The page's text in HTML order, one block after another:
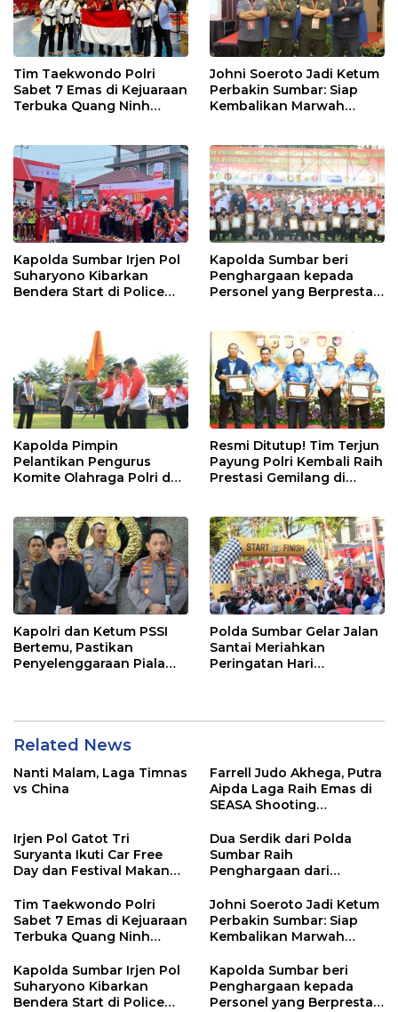
Tim Taekwondo Polri
Sabet 7 Emas di Kejuaraan
Terbuka Quang Ninh
Johni Soeroto Jadi Ketum
Perbakin Sumbar: Siap
Kembalikan Marwah
Kapolda Sumbar Irjen Pol
Suharyono Kibarkan
Bendera Start di Police
Kapolda Sumbar beri
Penghargaan kepada
Personel yang Berprestasi
Kapolda Pimpin
Pelantikan Pengurus
Komite Olahraga Polri dan
Polda Sumbar
Resmi Ditutup! Tim Terjun
Payung Polri Kembali Raih
Prestasi Gemilang di
Cup 2024
Kapolri dan Ketum PSSI
Bertemu, Pastikan
Penyelenggaraan Piala
Polda Sumbar Gelar Jalan
Santai Meriahkan
Peringatan Hari
Related News
Nanti Malam, Laga Timnas
vs China
Farrell Judo Akhega, Putra
Aipda Laga Raih Emas di
SEASA Shooting
Irjen Pol Gatot Tri
Suryanta Ikuti Car Free
Day dan Festival Makan
Dua Serdik dari Polda
Sumbar Raih
Penghargaan dari
Tim Taekwondo Polri
Sabet 7 Emas di Kejuaraan
Terbuka Quang Ninh
Johni Soeroto Jadi Ketum
Perbakin Sumbar: Siap
Kembalikan Marwah
Sebanyaknya
Kapolda Sumbar Irjen Pol
Suharyono Kibarkan
Bendera Start di Police
Kapolda Sumbar beri
Penghargaan kepada
Personel yang Berprestasi